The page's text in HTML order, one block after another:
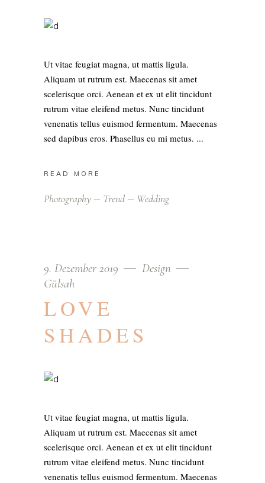
Ut vitae feugiat magna, ut mattis ligula.
Aliquam ut rutrum est. Maecenas sit amet
scelerisque orci. Aenean et ex ut elit tincidunt
rutrum vitae eleifend metus. Nunc tincidunt
venenatis tellus euismod fermentum. Maecenas
sed dapibus eros. Phasellus eu mi metus.
READ MORE
Photography Trend Wedding
9. Dezember 2019
Design
Gülsah
LOVE
SHADES
Ut vitae feugiat magna, ut mattis ligula.
Aliquam ut rutrum est. Maecenas sit amet
scelerisque orci. Aenean et ex ut elit tincidunt
rutrum vitae eleifend metus. Nunc tincidunt
venenatis tellus euismod fermentum. Maecenas